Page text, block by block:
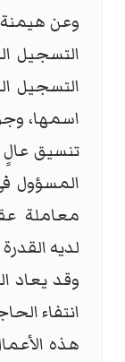
وعن
التسجيل
التسجيل
اسمها،
تنسيق
المسؤول
معاملة
لديه
وقد يعاد
انتفاء
هذه